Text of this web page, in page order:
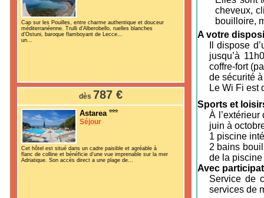
Cap sur les Pouilles, entre charme authentique et douceur
méditerranéenne. Trulli d’Alberobello, ruelles blanches
d’Ostuni, baroque flamboyant de Lecce…
un...
dès 787 €
Astarea
Séjour
Cet hôtel est situé dans un cadre paisible et agréable à
flanc de colline et bénéficie d’une vue imprenable sur la mer
Adriatique. Son accès direct a une plage de...
cheveux,
bouilloire,
A votre
Il dispose
jusqu’à
coffre-fort
de sécurité
Le Wi Fi est
Sports et
À
juin à
1 piscine
2 bains
de la
Avec
Service de
services de